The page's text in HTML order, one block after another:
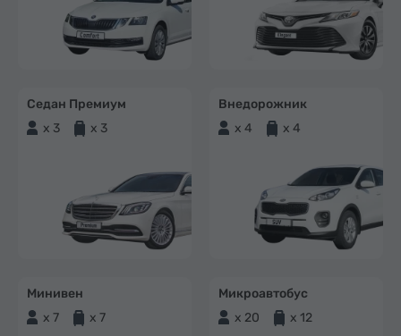
Седан Премиум
x 3
x 3
Внедорожник
x 4
x 4
Минивен
x 7
x 7
Микроавтобус
x 20
x 12